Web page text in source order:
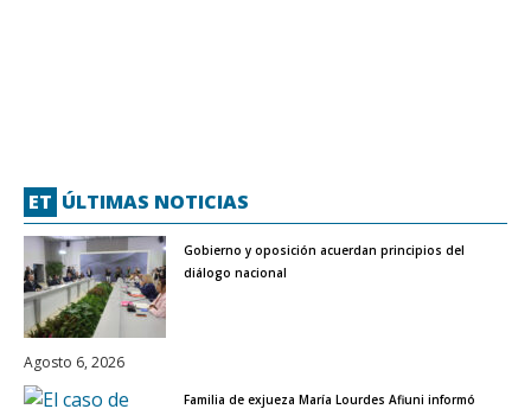
ET ÚLTIMAS NOTICIAS
Gobierno y oposición acuerdan principios del
diálogo nacional
Agosto 6, 2026
Familia de exjueza María Lourdes Afiuni informó